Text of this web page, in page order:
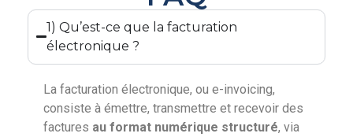
1) Qu’est-ce que la facturation
électronique ?
La facturation électronique, ou e-invoicing,
consiste à émettre, transmettre et recevoir des
factures au format numérique structuré, via